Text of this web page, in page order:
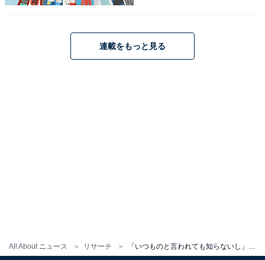
All About ニュース リサーチ
さらに、困るのでやめてほしかった行動について。
かった［美容室］（20代・女性）」
連載をもっと見る